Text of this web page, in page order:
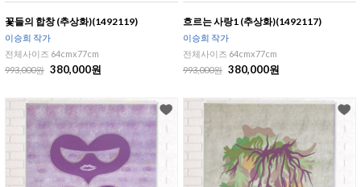
꽃들의 합창 (추상화)(1492119)
이승희 작가
전체사이즈 64cmx77cm
993,000원 380,000원
흐르는 사랑1 (추상화)(1492117)
이승희 작가
전체사이즈 64cmx77cm
993,000원 380,000원